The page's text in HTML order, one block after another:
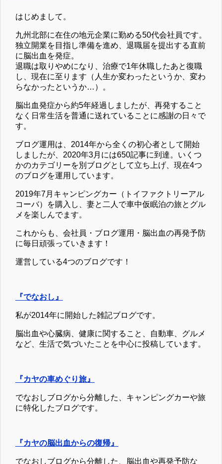
はじめまして。
九州北部に在住の地元企業に勤める50代会社員です。
独立開業を目指し準備を進め、退職届を提出する直前
に脳出血を発症。
退職は取りやめになり、治療で1年休職したあと復職
し、現在に至ります（人生か変わったというか、変わ
らなかったというか…）。
脳出血発症から約5年経過しましたが、再発すること
なく日常生活を普通に送れていることに感謝の日々で
す。
ブログ運用は、2014年から全くの初心者として開始
しましたが、2020年3月には650記事に到達。いくつ
かのカテゴリーを別ブログとして立ち上げ、現在4つ
のブログを運用しています。
2019年7月キャンピングカー（トイファクトリーアル
コーバ）を購入し、妻と二人で車中仮眠泊の旅とグル
メを楽しんでます。
これからも、会社員・ブログ運用・脳出血の再発予防
に毎日頑張っていきます！
運営している4つのブログです！
『でなおし』
私が2014年に開始した雑記ブログです。
脳出血や心臓病、健康に関すること、自動車、グルメ
など、生活で気づいたことを中心に投稿しています。
『カヤの車めぐり旅』
でなおしブログから分離した、キャンピングカーや旅
に特化したブログです。
『カヤの脳出血からの復帰』
でなおしブログから分離した、脳出血や再発予防な